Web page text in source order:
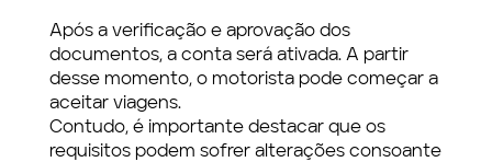
Após a verificação e aprovação dos
documentos, a conta será ativada. A partir
desse momento, o motorista pode começar a
aceitar viagens.
Contudo, é importante destacar que os
requisitos podem sofrer alterações consoante